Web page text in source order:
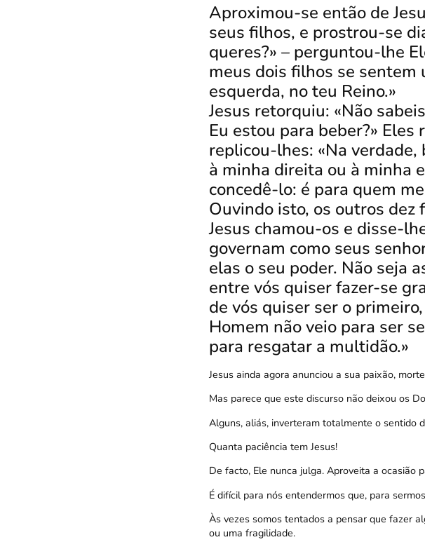
Aproximou-se então de
seus filhos, e prostrou-se
queres?» – perguntou-lhe
meus dois filhos se
esquerda, no teu Reino.»
Jesus retorquiu: «Não
Eu estou para beber?»
replicou-lhes: «Na
à minha direita ou à minha
concedê-lo: é para quem
Ouvindo isto, os outros dez
Jesus chamou-os e disse-
governam como seus
elas o seu poder. Não seja
entre vós quiser fazer-se
de vós quiser ser o
Homem não veio para ser
para resgatar a multidão.»
Jesus ainda agora anunciou a sua paixão,
Mas parece que este discurso não deixou os
Alguns, aliás, inverteram totalmente o sentido
Quanta paciência tem Jesus!
De facto, Ele nunca julga. Aproveita a ocasião
É difícil para nós entendermos que, para
Às vezes somos tentados a pensar que fazer
ou uma fragilidade.